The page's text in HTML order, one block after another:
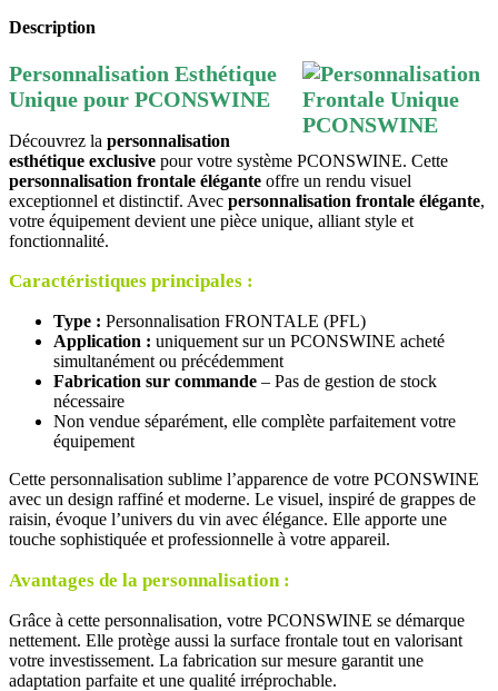
Description
Personnalisation Esthétique
Unique pour PCONSWINE
Découvrez la personnalisation
esthétique exclusive pour votre système PCONSWINE. Cette
personnalisation frontale élégante offre un rendu visuel
exceptionnel et distinctif. Avec personnalisation frontale élégante,
votre équipement devient une pièce unique, alliant style et
fonctionnalité.
Caractéristiques principales :
Type : Personnalisation FRONTALE (PFL)
Application : uniquement sur un PCONSWINE acheté
simultanément ou précédemment
Fabrication sur commande – Pas de gestion de stock
nécessaire
Non vendue séparément, elle complète parfaitement votre
équipement
Cette personnalisation sublime l’apparence de votre PCONSWINE
avec un design raffiné et moderne. Le visuel, inspiré de grappes de
raisin, évoque l’univers du vin avec élégance. Elle apporte une
touche sophistiquée et professionnelle à votre appareil.
Avantages de la personnalisation :
Grâce à cette personnalisation, votre PCONSWINE se démarque
nettement. Elle protège aussi la surface frontale tout en valorisant
votre investissement. La fabrication sur mesure garantit une
adaptation parfaite et une qualité irréprochable.